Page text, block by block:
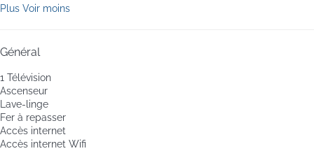
Plus Voir moins
Général
1 Télévision
Ascenseur
Lave-linge
Fer à repasser
Accès internet
Accès internet Wifi